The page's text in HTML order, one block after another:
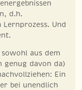
d.h.
Und
aus dem
genug davon da)
Ein
bei unendlich